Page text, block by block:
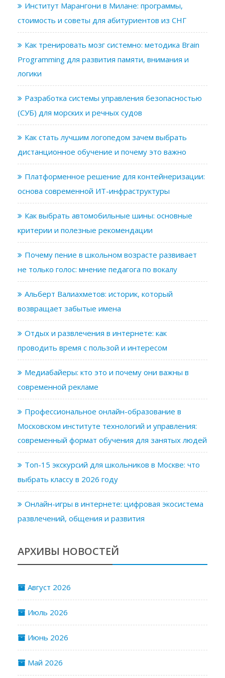
Институт Марангони в Милане: программы,
стоимость и советы для абитуриентов из СНГ
Как тренировать мозг системно: методика Brain
Programming для развития памяти, внимания и
логики
Разработка системы управления безопасностью
(СУБ) для морских и речных судов
Как стать лучшим логопедом зачем выбрать
дистанционное обучение и почему это важно
Платформенное решение для контейнеризации:
основа современной ИТ-инфраструктуры
Как выбрать автомобильные шины: основные
критерии и полезные рекомендации
Почему пение в школьном возрасте развивает
не только голос: мнение педагога по вокалу
Альберт Валиахметов: историк, который
возвращает забытые имена
Отдых и развлечения в интернете: как
проводить время с пользой и интересом
Медиабайеры: кто это и почему они важны в
современной рекламе
Профессиональное онлайн-образование в
Московском институте технологий и управления:
современный формат обучения для занятых людей
Топ-15 экскурсий для школьников в Москве: что
выбрать классу в 2026 году
Онлайн-игры в интернете: цифровая экосистема
развлечений, общения и развития
АРХИВЫ НОВОСТЕЙ
Август 2026
Июль 2026
Июнь 2026
Май 2026